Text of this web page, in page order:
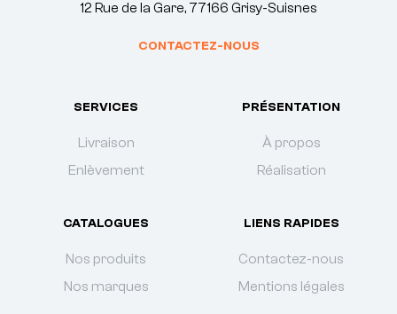
12 Rue de la Gare, 77166 Grisy-Suisnes
CONTACTEZ-NOUS
SERVICES
Livraison
Enlèvement
PRÉSENTATION
À propos
Réalisation
CATALOGUES
Nos produits
Nos marques
LIENS RAPIDES
Contactez-nous
Mentions légales